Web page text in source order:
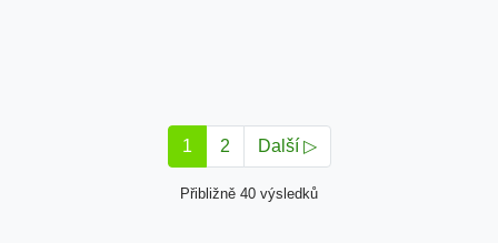
1 2 Další ▷
Přibližně 40 výsledků